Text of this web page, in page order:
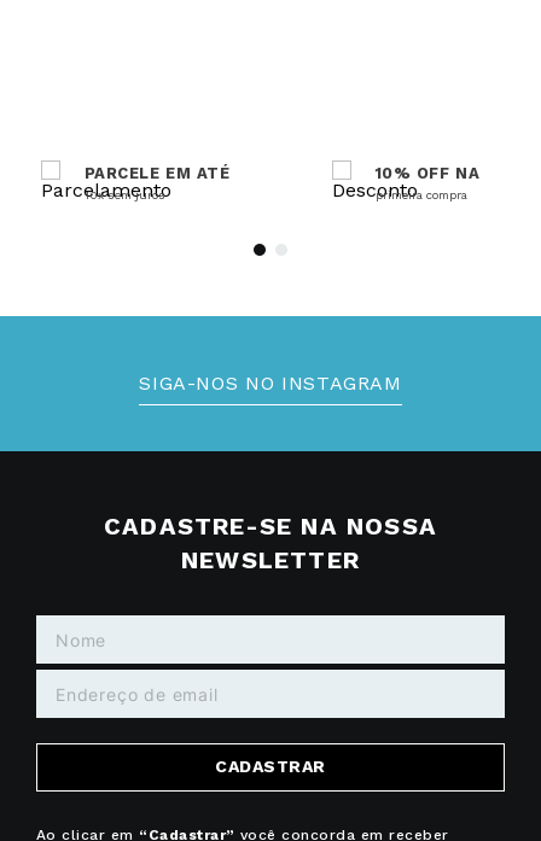
PARCELE EM ATÉ
10x sem juros
10% OFF NA
primeira compra
SIGA-NOS NO INSTAGRAM
CADASTRE-SE NA NOSSA
NEWSLETTER
CADASTRAR
Ao clicar em “Cadastrar” você concorda em receber